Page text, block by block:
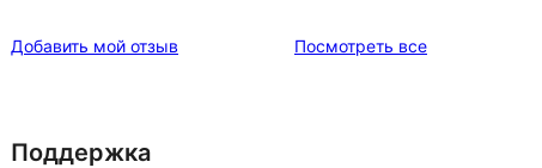
Добавить мой отзыв Посмотреть всеотзывы
Поддержка